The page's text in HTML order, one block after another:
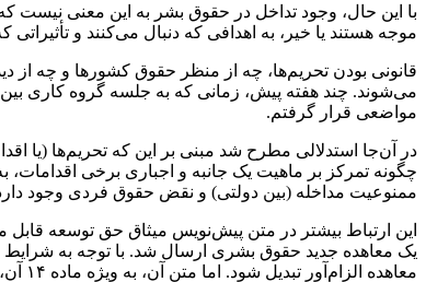
با این حال، وجود تداخل در حقوق بشر به این معنی نیست
موجه هستند یا خیر، به اهدافی که دنبال می‌کنند و تأثیراتی
قانونی بودن تحریم‌ها، چه از منظر حقوق کشورها و چه از
می‌شوند. چند هفته پیش، زمانی که به جلسه گروه کاری
مواضعی قرار گرفتم.
در آن‌جا استدلالی مطرح شد مبنی بر این که تحریم‌ها (یا
چگونه تمرکز بر ماهیت یک جانبه و اجباری برخی
ممنوعیت مداخله (بین دولتی) و نقض حقوق فردی وجود
این ارتباط بیشتر در متن پیش‌نویس میثاق حق توسعه
یک معاهده جدید حقوق بشری ارسال شد. با توجه به
معاهده الزام‌آور تبدیل شود. اما متن آن، به ویژه ماده ۱۴ آن، با وجود این آموزنده است: